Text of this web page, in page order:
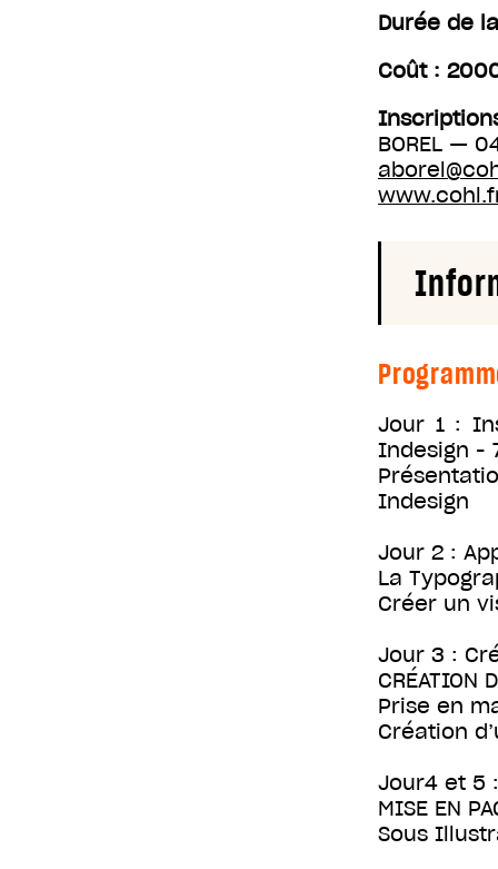
Durée de
Coût :
BOREL —
Jour 1 :
Indesign -
Indesign
Jour 2 :
La
Créer un
Jour 3 :
CRÉATION
Prise en
Création
Jour4 et 5
MISE EN
Sous